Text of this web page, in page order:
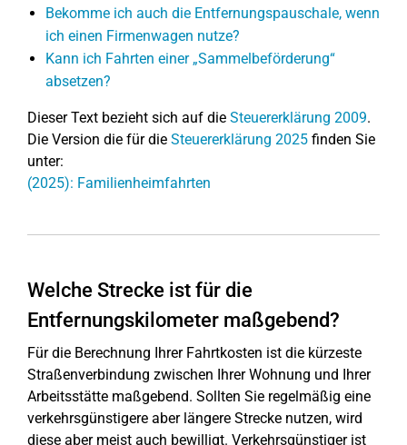
Bekomme ich auch die Entfernungspauschale, wenn
ich einen Firmenwagen nutze?
Kann ich Fahrten einer „Sammelbeförderung“
absetzen?
Dieser Text bezieht sich auf die Steuererklärung 2009.
Die Version die für die Steuererklärung 2025 finden Sie
unter:
(2025): Familienheimfahrten
Welche Strecke ist für die
Entfernungskilometer maßgebend?
Für die Berechnung Ihrer Fahrtkosten ist die kürzeste
Straßenverbindung zwischen Ihrer Wohnung und Ihrer
Arbeitsstätte maßgebend. Sollten Sie regelmäßig eine
verkehrsgünstigere aber längere Strecke nutzen, wird
diese aber meist auch bewilligt. Verkehrsgünstiger ist